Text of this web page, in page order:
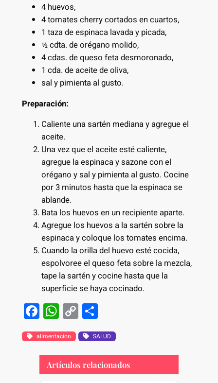
4 huevos,
4 tomates cherry cortados en cuartos,
1 taza de espinaca lavada y picada,
½ cdta. de orégano molido,
4 cdas. de queso feta desmoronado,
1 cda. de aceite de oliva,
sal y pimienta al gusto.
Preparación:
Caliente una sartén mediana y agregue el
aceite.
Una vez que el aceite esté caliente,
agregue la espinaca y sazone con el
orégano y sal y pimienta al gusto. Cocine
por 3 minutos hasta que la espinaca se
ablande.
Bata los huevos en un recipiente aparte.
Agregue los huevos a la sartén sobre la
espinaca y coloque los tomates encima.
Cuando la orilla del huevo esté cocida,
espolvoree el queso feta sobre la mezcla,
tape la sartén y cocine hasta que la
superficie se haya cocinado.
F
a
c
e
b
W
h
at
s
A
C
o
p
y
Li
S
h
ar
e
alimentacion SALUD
Artículos relacionados